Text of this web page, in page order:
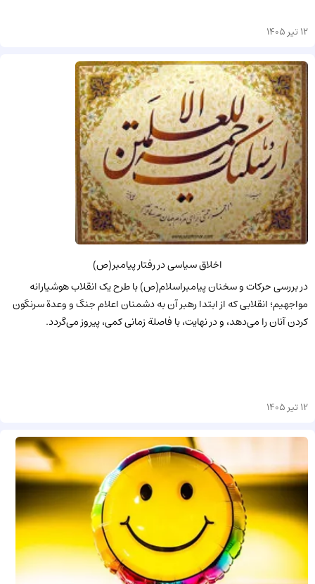
12 تیر 1405
اخلاق سیاسی در رفتار پیامبر(ص)
در بررسی حرکات و سخنان پیامبراسلام(ص) با طرح یک انقلاب هوشیارانه
مواجهیم؛ انقلابی که از ابتدا رهبر آن به دشمنان اعلام جنگ و وعدة سرنگون
کردن آنان را می‌دهد، و در نهایت، با فاصلة زمانی کمی، پیروز می‌گردد.
12 تیر 1405